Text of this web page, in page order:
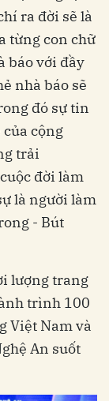
ra đời sẽ là
từng con chữ
báo với đầy
nhà báo sẽ
đó sự tin
cộng
trải
đời làm
là người làm
- Bút
lượng trang
trình 100
Việt Nam và
An suốt